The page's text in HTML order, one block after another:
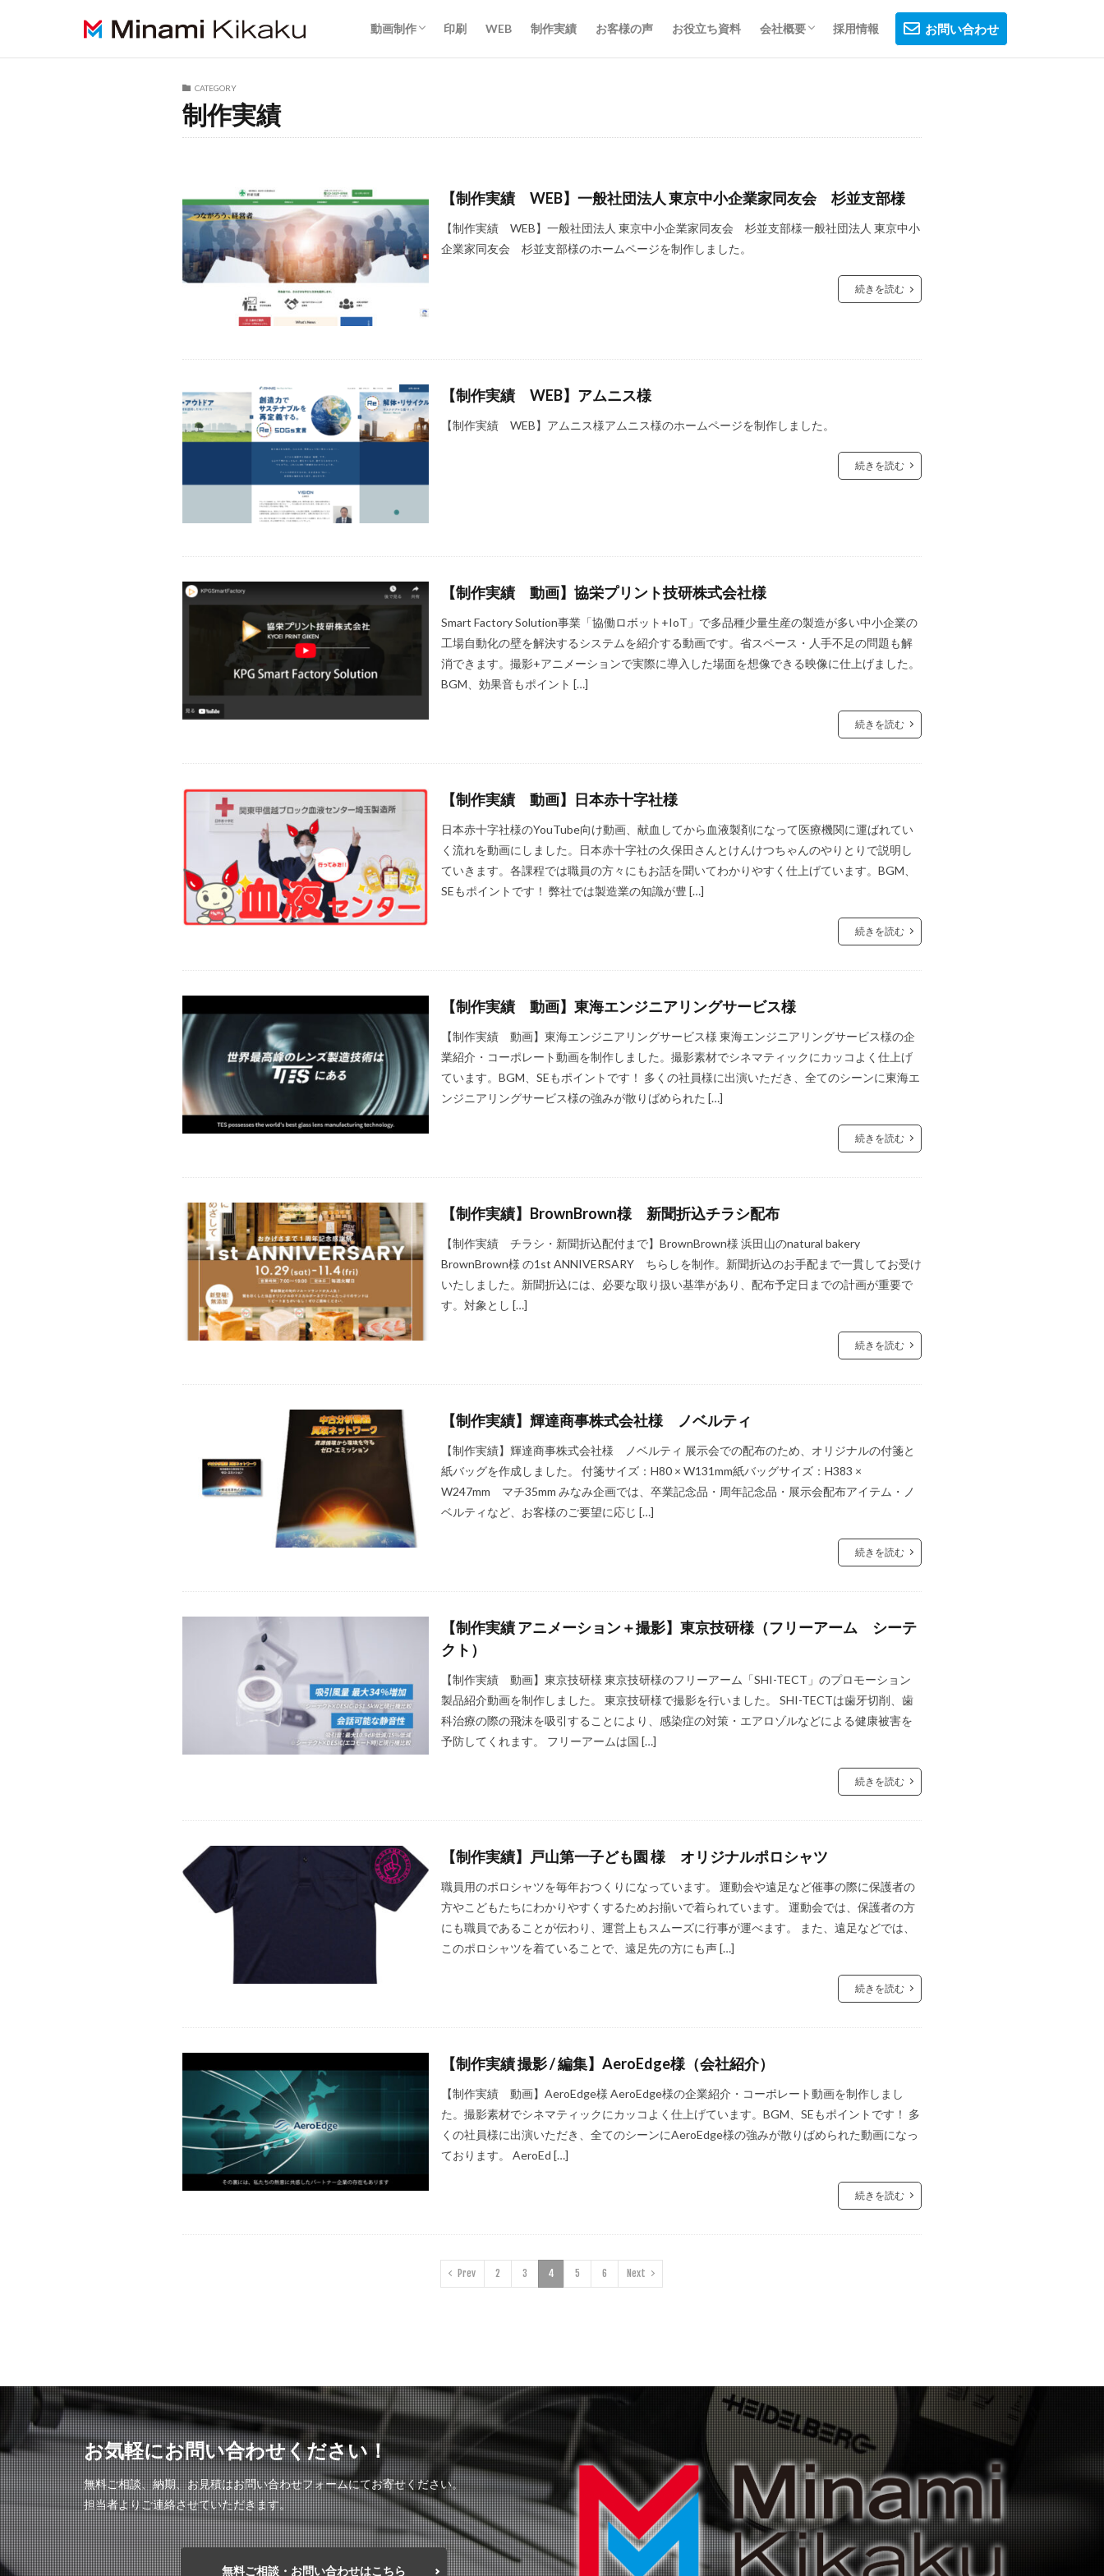
動画制作
動画制作
ライブ配信
印刷 WEB 制作実績 お客様の声 お役立ち資料 会社概要
会社概要
制作フロー
プライバシーポリシー
採用情報 お問い合わせ
HOME 制作実績 (ページ4)
CATEGORY
制作実績
【制作実績 WEB】一般社団法人 東京中小企業家同友会 杉並支部様
【制作実績 WEB】一般社団法人 東京中小企業家同友会 杉並支部様一般社団法人 東京中小
企業家同友会 杉並支部様のホームページを制作しました。
続きを読む
【制作実績 WEB】アムニス様
【制作実績 WEB】アムニス様アムニス様のホームページを制作しました。
続きを読む
【制作実績 動画】協栄プリント技研株式会社様
Smart Factory Solution事業「協働ロボット+IoT」で多品種少量生産の製造が多い中小企業の
工場自動化の壁を解決するシステムを紹介する動画です。省スペース・人手不足の問題も解
消できます。撮影+アニメーションで実際に導入した場面を想像できる映像に仕上げました。
BGM、効果音もポイント […]
続きを読む
【制作実績 動画】日本赤十字社様
日本赤十字社様のYouTube向け動画、献血してから血液製剤になって医療機関に運ばれてい
く流れを動画にしました。日本赤十字社の久保田さんとけんけつちゃんのやりとりで説明し
ていきます。各課程では職員の方々にもお話を聞いてわかりやすく仕上げています。BGM、
SEもポイントです！ 弊社では製造業の知識が豊 […]
続きを読む
【制作実績 動画】東海エンジニアリングサービス様
【制作実績 動画】東海エンジニアリングサービス様 東海エンジニアリングサービス様の企
業紹介・コーポレート動画を制作しました。撮影素材でシネマティックにカッコよく仕上げ
ています。BGM、SEもポイントです！ 多くの社員様に出演いただき、全てのシーンに東海エ
ンジニアリングサービス様の強みが散りばめられた […]
続きを読む
【制作実績】BrownBrown様 新聞折込チラシ配布
【制作実績 チラシ・新聞折込配付まで】BrownBrown様 浜田山のnatural bakery
BrownBrown様 の1st ANNIVERSARY ちらしを制作。新聞折込のお手配まで一貫してお受け
いたしました。新聞折込には、必要な取り扱い基準があり、配布予定日までの計画が重要で
す。対象とし […]
続きを読む
【制作実績】輝達商事株式会社様 ノベルティ
【制作実績】輝達商事株式会社様 ノベルティ 展示会での配布のため、オリジナルの付箋と
紙バッグを作成しました。 付箋サイズ：H80 × W131mm紙バッグサイズ：H383 ×
W247mm マチ35mm みなみ企画では、卒業記念品・周年記念品・展示会配布アイテム・ノ
ベルティなど、お客様のご要望に応じ […]
続きを読む
【制作実績 アニメーション＋撮影】東京技研様（フリーアーム シーテ
クト）
【制作実績 動画】東京技研様 東京技研様のフリーアーム「SHI-TECT」のプロモーション
製品紹介動画を制作しました。 東京技研様で撮影を行いました。 SHI-TECTは歯牙切削、歯
科治療の際の飛沫を吸引することにより、感染症の対策・エアロゾルなどによる健康被害を
予防してくれます。 フリーアームは国 […]
続きを読む
【制作実績】戸山第一子ども園 様 オリジナルポロシャツ
職員用のポロシャツを毎年おつくりになっています。 運動会や遠足など催事の際に保護者の
方やこどもたちにわかりやすくするためお揃いで着られています。 運動会では、保護者の方
にも職員であることが伝わり、運営上もスムーズに行事が運べます。 また、遠足などでは、
このポロシャツを着ていることで、遠足先の方にも声 […]
続きを読む
【制作実績 撮影 / 編集】AeroEdge様（会社紹介）
【制作実績 動画】AeroEdge様 AeroEdge様の企業紹介・コーポレート動画を制作しまし
た。撮影素材でシネマティックにカッコよく仕上げています。BGM、SEもポイントです！ 多
くの社員様に出演いただき、全てのシーンにAeroEdge様の強みが散りばめられた動画になっ
ております。 AeroEd […]
続きを読む
Prev 2 3 4 5 6 Next
お気軽にお問い合わせください！
無料ご相談、納期、お見積はお問い合わせフォームにてお寄せください。
担当者よりご連絡させていただきます。
無料ご相談・お問い合わせはこちら